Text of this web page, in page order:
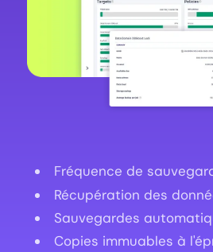
Fréquence de
Récupération des
Sauvegardes
Copies immuables à